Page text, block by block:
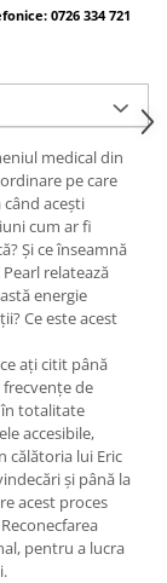
0726 334 721
medical din
pe care
când aceşti
cum ar fi
Şi ce înseamnă
relatează
energie
Ce este acest
aţi citit până
de
în totalitate
accesibile,
călătoria lui Eric
şi până la
acest proces
pentru a lucra